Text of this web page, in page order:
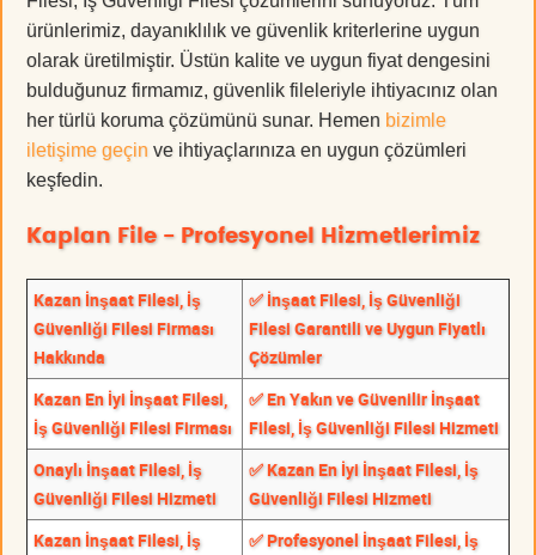
ürünlerimiz, dayanıklılık ve güvenlik kriterlerine uygun
olarak üretilmiştir. Üstün kalite ve uygun fiyat dengesini
bulduğunuz firmamız, güvenlik fileleriyle ihtiyacınız olan
her türlü koruma çözümünü sunar. Hemen bizimle
iletişime geçin ve ihtiyaçlarınıza en uygun çözümleri
keşfedin.
Kaplan File - Profesyonel Hizmetlerimiz
Kazan İnşaat Filesi, İş
Güvenliği Filesi Firması
Hakkında
✅ İnşaat Filesi, İş Güvenliği
Filesi Garantili ve Uygun Fiyatlı
Çözümler
Kazan En İyi İnşaat Filesi,
İş Güvenliği Filesi Firması
✅ En Yakın ve Güvenilir İnşaat
Filesi, İş Güvenliği Filesi Hizmeti
Onaylı İnşaat Filesi, İş
Güvenliği Filesi Hizmeti
✅ Kazan En İyi İnşaat Filesi, İş
Güvenliği Filesi Hizmeti
Kazan İnşaat Filesi, İş
✅ Profesyonel İnşaat Filesi, İş